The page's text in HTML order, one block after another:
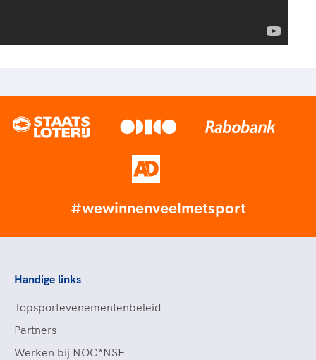
#wewinnenveelmetsport
Handige links
Topsportevenementenbeleid
Partners
Werken bij NOC*NSF